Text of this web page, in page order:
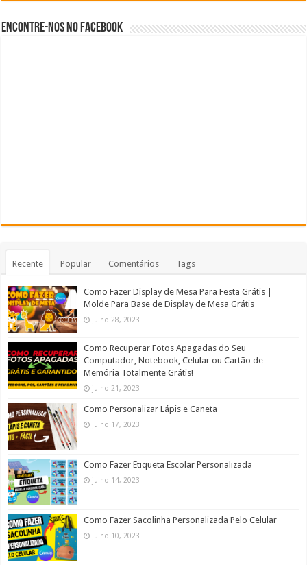
Encontre-nos no Facebook
Recente Popular Comentários Tags
Como Fazer Display de Mesa Para Festa Grátis |
Molde Para Base de Display de Mesa Grátis
julho 28, 2023
Como Recuperar Fotos Apagadas do Seu
Computador, Notebook, Celular ou Cartão de
Memória Totalmente Grátis!
julho 21, 2023
Como Personalizar Lápis e Caneta
julho 17, 2023
Como Fazer Etiqueta Escolar Personalizada
julho 14, 2023
Como Fazer Sacolinha Personalizada Pelo Celular
julho 10, 2023